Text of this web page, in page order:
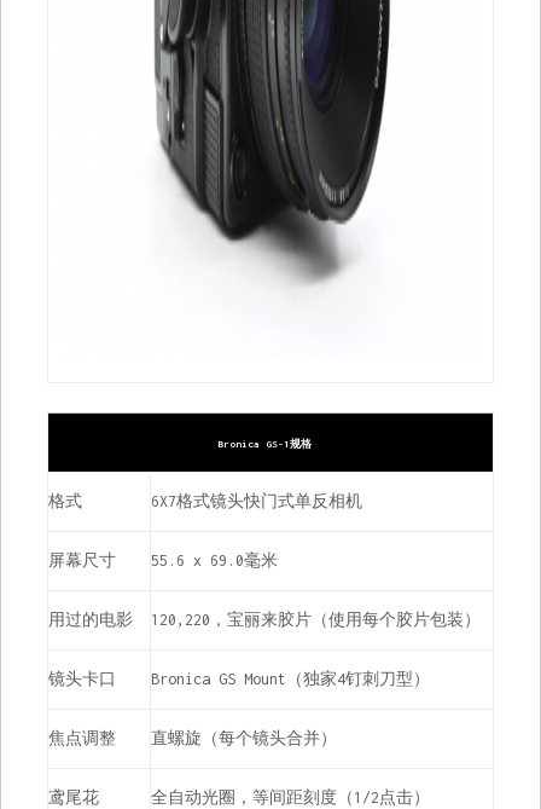
Bronica GS-1规格
格式 6X7格式镜头快门式单反相机
屏幕尺寸 55.6 x 69.0毫米
用过的电影 120,220，宝丽来胶片（使用每个胶片包装）
镜头卡口 Bronica GS Mount（独家4钉刺刀型）
焦点调整 直螺旋（每个镜头合并）
鸢尾花 全自动光圈，等间距刻度（1/2点击）